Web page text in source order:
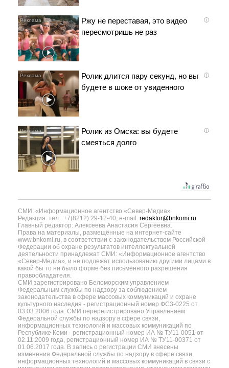
i
Ржу не переставая, это видео
пересмотришь не раз
i
Ролик длится пару секунд, но вы
будете в шоке от увиденного
i
Ролик из Омска: вы будете
смеяться долго
СМИ: «Информационное агентство «Север-Медиа»
Редакция: тел.: +7(8212) 29-12-40, e-mail: redaktor@bnkomi.ru
Главный редактор: Алексеева Анастасия Сергеевна.
Права на материалы, размещённые на интернет-сайте
www.bnkomi.ru, в соответствии с законодательством Российской
Федерации об охране результатов интеллектуальной
деятельности принадлежат СМИ: «Информационное агентство
«Север-Медиа», и не подлежат использованию другими лицами в
какой бы то ни было форме без письменного разрешения
правообладателя.
СМИ зарегистрировано Беломорским управлением
Федеральным службы по надзору за соблюдением
законодательства в сфере массовых коммуникаций и охране
культурного наследия - регистрационный номер ФС3-0225 от
03.03.2006 года. СМИ перерегистрировано Управлением
Федеральной службы по надзору в сфере связи,
информационных технологий и массовых коммуникаций по
Республике Коми - регистрационный номер ИА № ТУ11-0051 от
02.11.2009 года, регистрационный номер ИА № ТУ11-00371 от
01.06.2017 года. В запись о регистрации СМИ внесены
изменения Федеральной службы по надзору в сфере связи,
информационных технологий и массовых коммуникаций в связи с